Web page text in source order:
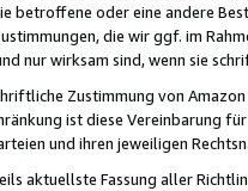
betroffene oder eine andere
die wir ggf. im
nur wirksam sind, wenn sie
Zustimmung von
ist diese Vereinbarung
und ihren jeweiligen
aktuellste Fassung aller